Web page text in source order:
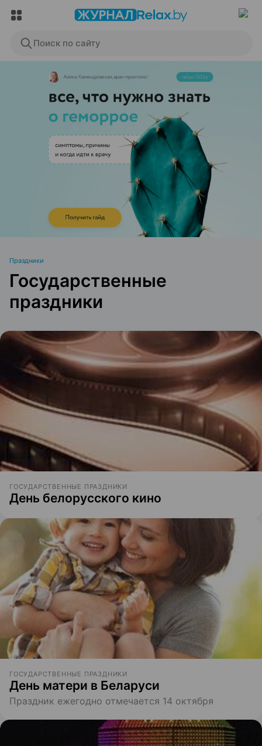
Поиск по сайту
ЭФФЕКТИВНАЯ РЕКЛАМА НА САЙТЕ
Праздники
Государственные
праздники
ГОСУДАРСТВЕННЫЕ ПРАЗДНИКИ
День белорусского кино
ГОСУДАРСТВЕННЫЕ ПРАЗДНИКИ
День матери в Беларуси
Праздник ежегодно отмечается 14 октября